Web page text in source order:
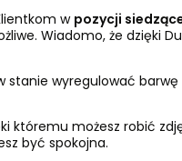
w pozycji
Wiadomo, że dzięki
stanie wyregulować
któremu możesz robić
być spokojna.